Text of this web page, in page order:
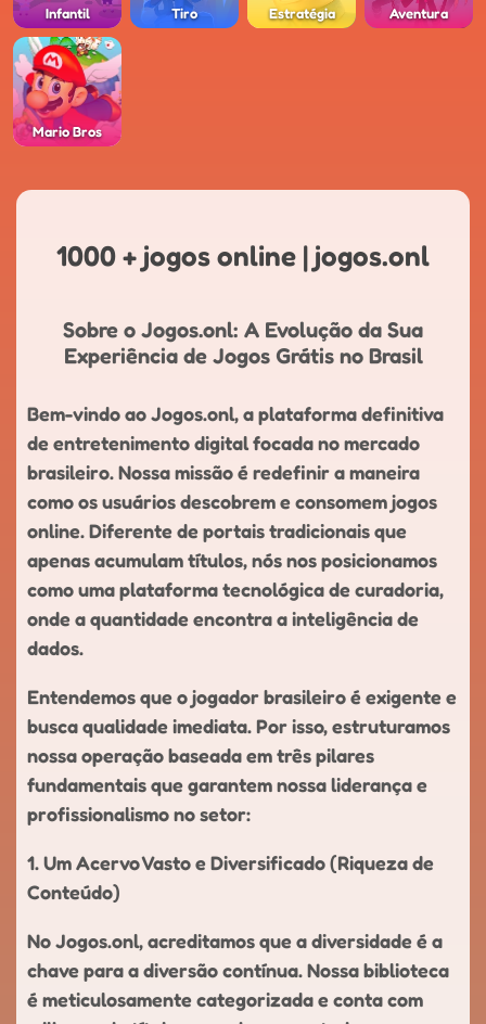
Infantil Tiro Estratégia Aventura
Mario Bros
1000 + jogos online | jogos.onl
Sobre o Jogos.onl: A Evolução da Sua
Experiência de Jogos Grátis no Brasil
Bem-vindo ao Jogos.onl, a plataforma definitiva
de entretenimento digital focada no mercado
brasileiro. Nossa missão é redefinir a maneira
como os usuários descobrem e consomem jogos
online. Diferente de portais tradicionais que
apenas acumulam títulos, nós nos posicionamos
como uma plataforma tecnológica de curadoria,
onde a quantidade encontra a inteligência de
dados.
Entendemos que o jogador brasileiro é exigente e
busca qualidade imediata. Por isso, estruturamos
nossa operação baseada em três pilares
fundamentais que garantem nossa liderança e
profissionalismo no setor:
1. Um Acervo Vasto e Diversificado (Riqueza de
Conteúdo)
No Jogos.onl, acreditamos que a diversidade é a
chave para a diversão contínua. Nossa biblioteca
é meticulosamente categorizada e conta com